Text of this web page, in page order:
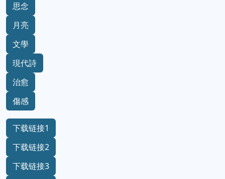
思念
月亮
文學
現代詩
治愈
傷感
下载链接1
下载链接2
下载链接3